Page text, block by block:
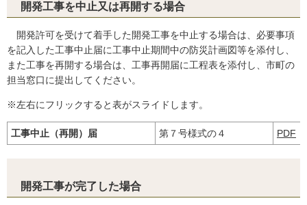
開発工事を中止又は再開する場合
開発許可を受けて着手した開発工事を中止する場合は、必要事項
を記入した工事中止届に工事中止期間中の防災計画図等を添付し、
また工事を再開する場合は、工事再開届に工程表を添付し、市町の
担当窓口に提出してください。
※左右にフリックすると表がスライドします。
工事中止（再開）届 第７号様式の４ PDF
開発工事が完了した場合